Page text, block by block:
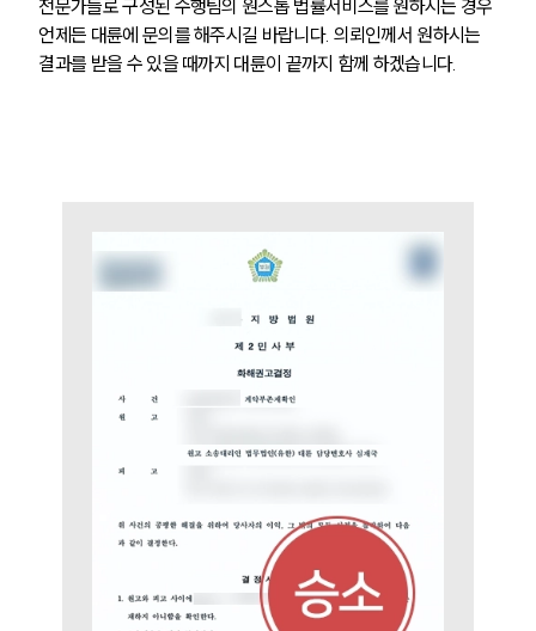
언론보도
공지사항
법률 블로그
대륜법률상담예약
전문가들로 구성된 수행팀의 원스톱 법률서비스를 원하시는 경우
언제든 대륜에 문의를 해주시길 바랍니다. 의뢰인께서 원하시는
결과를 받을 수 있을 때까지 대륜이 끝까지 함께 하겠습니다.